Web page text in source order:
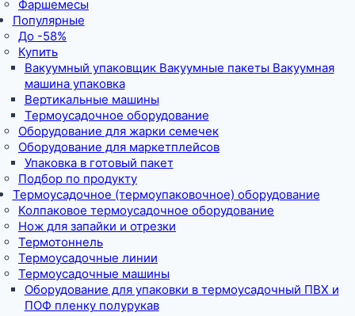
Фаршемесы
Популярные
До -58%
Купить
Вакуумный упаковщик Вакуумные пакеты Вакуумная
машина упаковка
Вертикальные машины
Термоусадочное оборудование
Оборудование для жарки семечек
Оборудование для маркетплейсов
Упаковка в готовый пакет
Подбор по продукту
Термоусадочное (термоупаковочное) оборудование
Колпаковое термоусадочное оборудование
Нож для запайки и отрезки
Термотоннель
Термоусадочные линии
Термоусадочные машины
Оборудование для упаковки в термоусадочный ПВХ и
ПОФ пленку полурукав